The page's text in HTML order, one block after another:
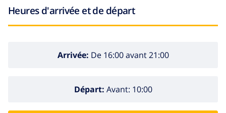
Heures d'arrivée et de départ
Arrivée: De 16:00 avant 21:00
Départ: Avant: 10:00